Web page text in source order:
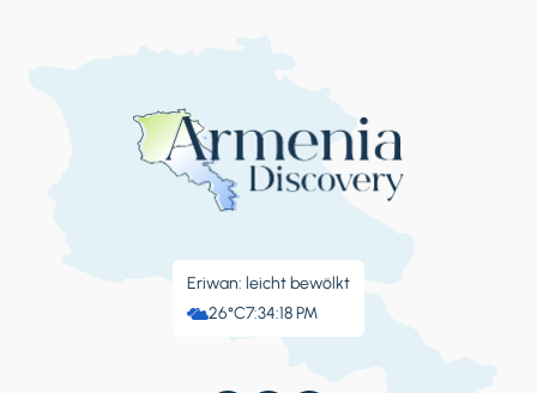
Eriwan: leicht bewölkt
26°C7:34:19 PM